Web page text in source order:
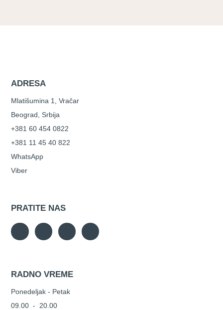
ADRESA
Mlatišumina 1, Vračar
Beograd, Srbija
+381 60 454 0822
+381 11 45 40 822
WhatsApp
Viber
PRATITE NAS
RADNO VREME
Ponedeljak - Petak
09.00 - 20.00